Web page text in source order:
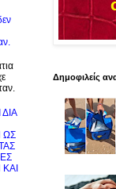
Δημοφιλείς
ΩΣ